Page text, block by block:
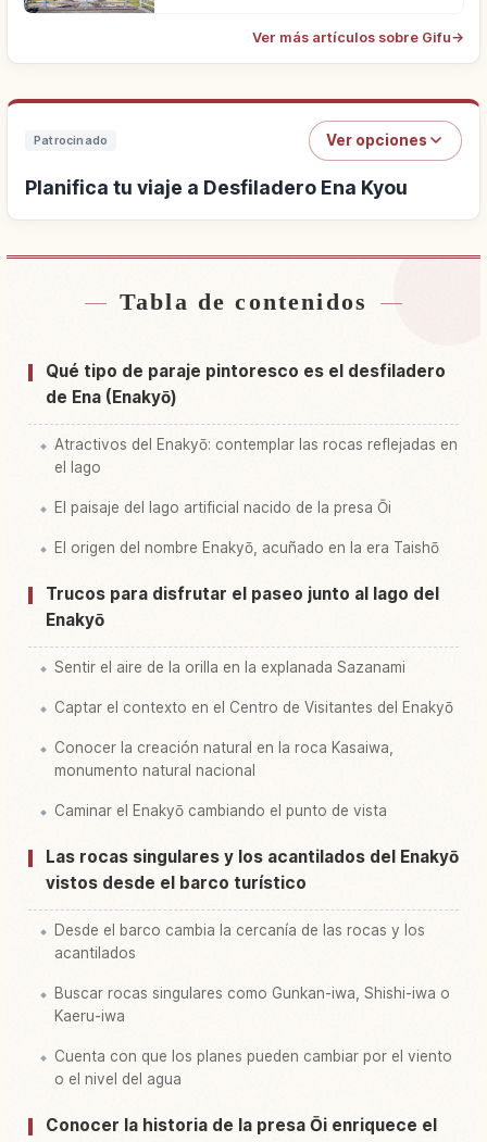
Ver más artículos sobre Gifu→
Patrocinado Ver opciones
Planifica tu viaje a Desfiladero Ena Kyou
Buscar alojamiento cerca de Desfiladero Ena
Buscar experiencias en Desfiladero Ena Kyou
Tabla de contenidos
Qué tipo de paraje pintoresco es el desfiladero
de Ena (Enakyō)
Atractivos del Enakyō: contemplar las rocas reflejadas en
el lago
El paisaje del lago artificial nacido de la presa Ōi
El origen del nombre Enakyō, acuñado en la era Taishō
Trucos para disfrutar el paseo junto al lago del
Enakyō
Sentir el aire de la orilla en la explanada Sazanami
Captar el contexto en el Centro de Visitantes del Enakyō
Conocer la creación natural en la roca Kasaiwa,
monumento natural nacional
Caminar el Enakyō cambiando el punto de vista
Las rocas singulares y los acantilados del Enakyō
vistos desde el barco turístico
Desde el barco cambia la cercanía de las rocas y los
acantilados
Buscar rocas singulares como Gunkan-iwa, Shishi-iwa o
Kaeru-iwa
Cuenta con que los planes pueden cambiar por el viento
o el nivel del agua
Conocer la historia de la presa Ōi enriquece el